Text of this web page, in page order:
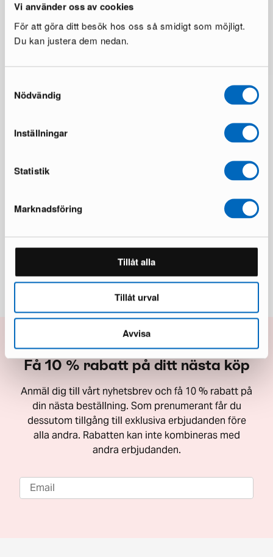
Vi använder oss av cookies
För att göra ditt besök hos oss så smidigt som möjligt.
Du kan justera dem nedan.
Nödvändig
Inställningar
Statistik
Marknadsföring
Tillåt alla
Tillåt urval
Avvisa
Över 50 000 möbler har hittat nya
Läs våra omdömen på Trustpilot
Få 10 % rabatt på ditt nästa köp
Anmäl dig till vårt nyhetsbrev och få 10 % rabatt på
din nästa beställning. Som prenumerant får du
dessutom tillgång till exklusiva erbjudanden före
alla andra. Rabatten kan inte kombineras med
andra erbjudanden.